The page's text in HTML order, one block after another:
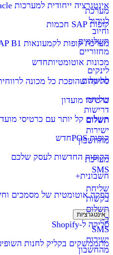
מערכת
לניהול
וחיוב
תשלומים
מחזוריים
לינקים
לתשלום
שליחת
דרישות
תשלום
ישירות
מהחשבון
מערכת
SMS
שליחת
בקשות
תשלום
ב-
SMS
ישירות
מהחשבון
אינטגרציה ייחודית למערכות Oracle
קופות SAP חכמות
מערכת קופות לקמעונאות SAP B1
מכונות אוטומטיותחדש
סליקה שהופכת כל מכונה
כרטיסי מועדון
תשלום קל יותר עם כרטיסי
קופות POS
חדש
הקופות החדשות לעסק שלכם
חשבונית+
הפקה אוטומטית של מסמכים
אינטגרציות
סליקה ל-Shopify
מתממשקים בקליק לחנות